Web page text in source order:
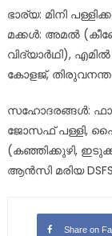
ഭാര്യ: മിനി
മക്കൾ: അമൽ
വിദ്യാർഥി), എമിൽ
കോളജ്,
സഹോദരങ്ങൾ: ഫാ.
ജോസഫ് പള്ളി,
(കഞ്ഞിക്കുഴി,
ആൻസി മരിയ
Share on